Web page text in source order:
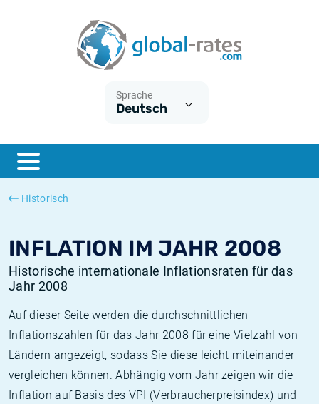
Sprache
Deutsch
Historisch
INFLATION IM JAHR 2008
Historische internationale Inflationsraten für das
Jahr 2008
Auf dieser Seite werden die durchschnittlichen
Inflationszahlen für das Jahr 2008 für eine Vielzahl von
Ländern angezeigt, sodass Sie diese leicht miteinander
vergleichen können. Abhängig vom Jahr zeigen wir die
Inflation auf Basis des VPI (Verbraucherpreisindex) und
ESTER
SONIA
Was ist die VPI-Inflation?
Was ist die HVPI-Inflation?
Deutsche inflation
Europäische inflation
Historische Euribor-Sätze
Historische ESTER-Sätze
Historische SOFR-Sätze
Historische SONIA-Sätze
Inflationsrechner